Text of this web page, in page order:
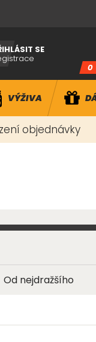
SE
0
VÝŽIVA
objednávky
Od nejdražšího